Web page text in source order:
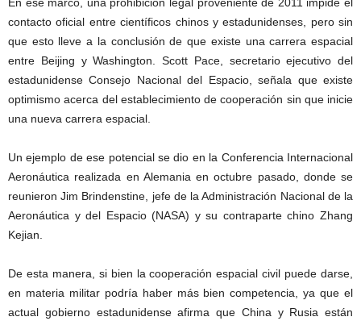
contacto oficial entre científicos chinos y estadunidenses, pero sin
que esto lleve a la conclusión de que existe una carrera espacial
entre Beijing y Washington. Scott Pace, secretario ejecutivo del
estadunidense Consejo Nacional del Espacio, señala que existe
optimismo acerca del establecimiento de cooperación sin que inicie
una nueva carrera espacial.
Un ejemplo de ese potencial se dio en la Conferencia Internacional
Aeronáutica realizada en Alemania en octubre pasado, donde se
reunieron Jim Brindenstine, jefe de la Administración Nacional de la
Aeronáutica y del Espacio (NASA) y su contraparte chino Zhang
Kejian.
De esta manera, si bien la cooperación espacial civil puede darse,
en materia militar podría haber más bien competencia, ya que el
actual gobierno estadunidense afirma que China y Rusia están